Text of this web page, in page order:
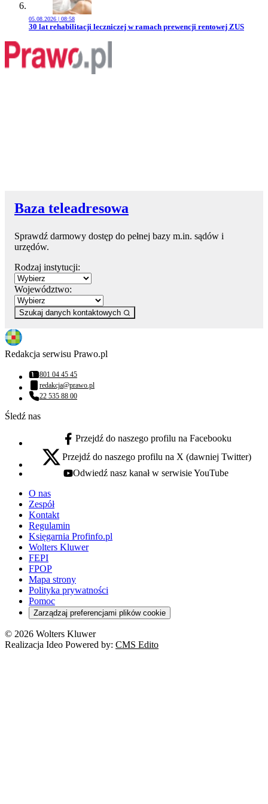
05.08.2026 | 08:58
Przejdź do artykułu:
30 lat rehabilitacji leczniczej w ramach prewencji rentowej ZUS
Baza teleadresowa
Sprawdź darmowy dostęp do pełnej bazy m.in. sądów i
urzędów.
Rodzaj instytucji:
Województwo:
Szukaj danych kontaktowych
Redakcja serwisu Prawo.pl
Numer telefonu:
801 04 45 45
Adres email:
redakcja@prawo.pl
Numer telefonu:
22 535 88 00
Śledź nas
facebook - otwiera się w nowej karcie
Przejdź do naszego profilu na Facebooku
x - otwiera się w nowej karcie
Przejdź do naszego profilu na X (dawniej Twitter)
youtube - otwiera się w nowej karcie
Odwiedź nasz kanał w serwisie YouTube
O nas
Zespół
Kontakt
Regulamin
Księgarnia Profinfo.pl
Wolters Kluwer
FEPI
FPOP
Mapa strony
Polityka prywatności
Pomoc
Zarządzaj preferencjami plików cookie
© 2026 Wolters Kluwer
Realizacja Ideo Powered by: CMS Edito